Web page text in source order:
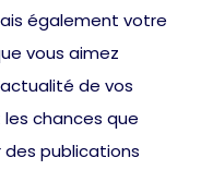
également votre
vous aimez
de vos
chances que
publications